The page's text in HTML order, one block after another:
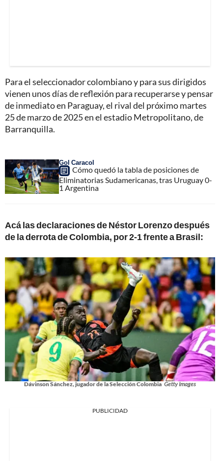
Para el seleccionador colombiano y para sus dirigidos
vienen unos días de reflexión para recuperarse y pensar
de inmediato en Paraguay, el rival del próximo martes
25 de marzo de 2025 en el estadio Metropolitano, de
Barranquilla.
Gol Caracol
Cómo quedó la tabla de posiciones de
Eliminatorias Sudamericanas, tras Uruguay 0-
1 Argentina
Acá las declaraciones de Néstor Lorenzo después
de la derrota de Colombia, por 2-1 frente a Brasil:
Dávinson Sánchez, jugador de la Selección Colombia Getty Images
PUBLICIDAD